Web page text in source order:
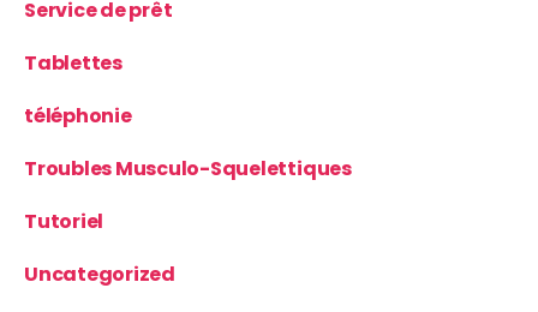
Service de prêt
Tablettes
téléphonie
Troubles Musculo-Squelettiques
Tutoriel
Uncategorized